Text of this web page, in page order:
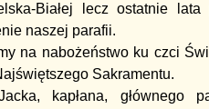
Białej lecz ostatnie lata
naszej parafii.
na nabożeństwo ku czci
Sakramentu.
kapłana, głównego